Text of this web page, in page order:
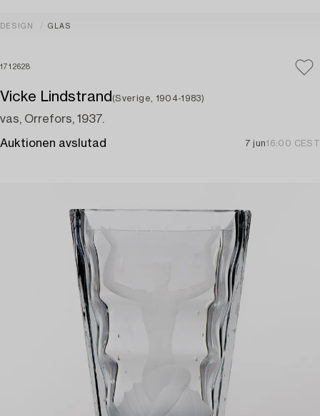
DESIGN GLAS
1712628
Vicke Lindstrand (Sverige, 1904-1983)
vas, Orrefors, 1937.
Auktionen avslutad 7 jun16:00 CEST